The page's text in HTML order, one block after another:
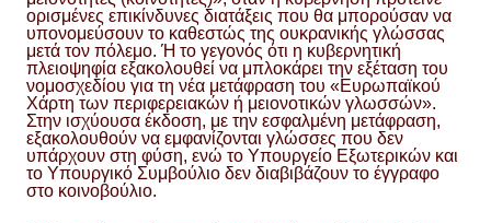
ορισμένες επικίνδυνες διατάξεις που θα μπορούσαν να
υπονομεύσουν το καθεστώς της ουκρανικής γλώσσας
μετά τον πόλεμο. Ή το γεγονός ότι η κυβερνητική
πλειοψηφία εξακολουθεί να μπλοκάρει την εξέταση του
νομοσχεδίου για τη νέα μετάφραση του «Ευρωπαϊκού
Χάρτη των περιφερειακών ή μειονοτικών γλωσσών».
Στην ισχύουσα έκδοση, με την εσφαλμένη μετάφραση,
εξακολουθούν να εμφανίζονται γλώσσες που δεν
υπάρχουν στη φύση, ενώ το Υπουργείο Εξωτερικών και
το Υπουργικό Συμβούλιο δεν διαβιβάζουν το έγγραφο
στο κοινοβούλιο.